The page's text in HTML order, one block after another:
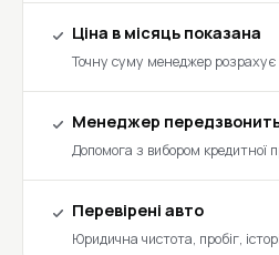
Ціна в місяць показана
Точну суму менеджер розрахує
Менеджер
Допомога з вибором кредитної
Перевірені авто
Юридична чистота, пробіг,